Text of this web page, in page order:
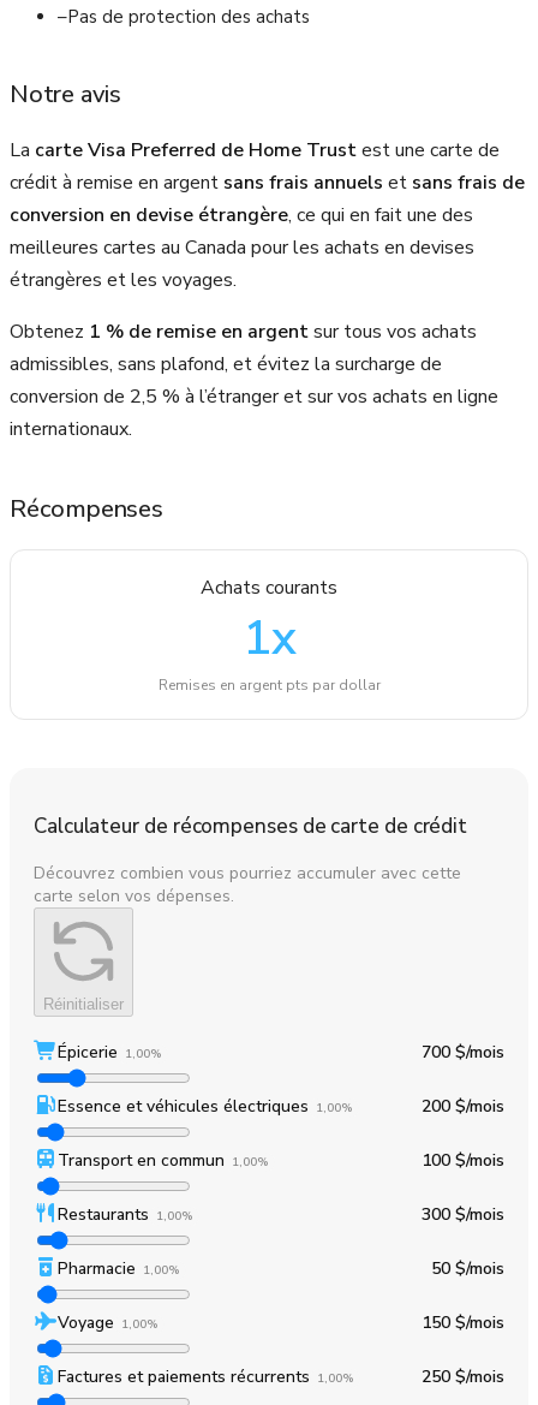
–Pas de protection des achats
Notre avis
La carte Visa Preferred de Home Trustest une carte de
crédit à remise en argent sans frais annuels et sans frais de
conversion en devise étrangère, ce qui en fait une des
meilleures cartes au Canada pour les achats en devises
étrangères et les voyages.
Obtenez 1 % de remise en argentsur tous vos achats
admissibles, sans plafond, et évitez la surcharge de
conversion de 2,5 % à l’étranger et sur vos achats en ligne
internationaux.
Récompenses
Achats courants
1x
Remises en argent pts par dollar
Calculateur de récompenses de carte de crédit
Découvrez combien vous pourriez accumuler avec cette
carte selon vos dépenses.
Réinitialiser
Épicerie 1,00% 700 $/mois
Essence et véhicules électriques 1,00% 200 $/mois
Transport en commun 1,00% 100 $/mois
Restaurants 1,00% 300 $/mois
Pharmacie 1,00% 50 $/mois
Voyage 1,00% 150 $/mois
Factures et paiements récurrents 1,00% 250 $/mois